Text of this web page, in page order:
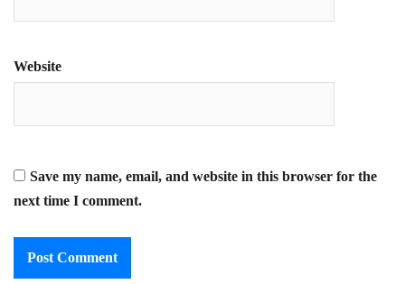
Website
Save my name, email, and website in this browser for the
next time I comment.